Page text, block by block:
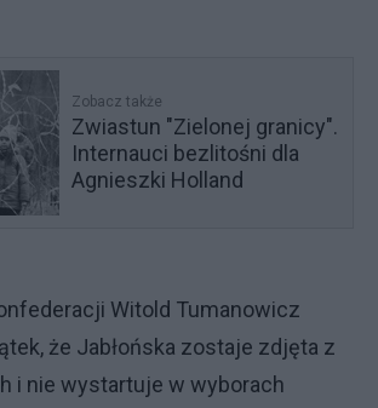
Zobacz także
Zwiastun "Zielonej granicy".
Internauci bezlitośni dla
Agnieszki Holland
Witold Tumanowicz
że Jabłońska zostaje zdjęta z
i nie wystartuje w wyborach